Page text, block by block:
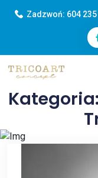
Zadzwoń: 604